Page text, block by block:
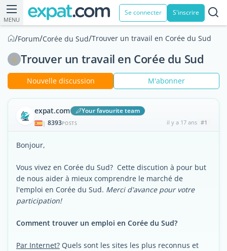
MENU
Se connecter S'inscrire
/Forum/Corée du Sud/Trouver un travail en Corée du Sud
Trouver un travail en Corée du Sud
Nouvelle discussion M'abonner
expat.com Your favourite team
| 8393POSTS il y a 17 ans #1
Bonjour,
Vous vivez en Corée du Sud? Cette discution à pour but
de nous aider à mieux comprendre le marché de
l'emploi en Corée du Sud. Merci d'avance pour votre
participation!
Comment trouver un emploi en Corée du Sud?
Par Internet? Quels sont les sites les plus reconnus et